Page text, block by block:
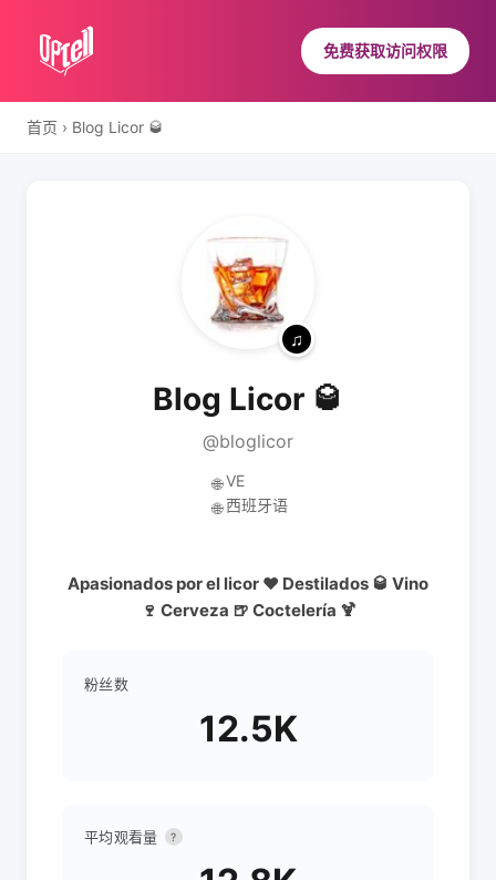
免费获取访问权限
首页 › Blog Licor 🥃
Blog Licor 🥃
@bloglicor
🌐 VE
🌐 西班牙语
Apasionados por el licor ❤️ Destilados 🥃 Vino
🍷 Cerveza 🍺 Coctelería 🍹
粉丝数
12.5K
平均观看量 ?